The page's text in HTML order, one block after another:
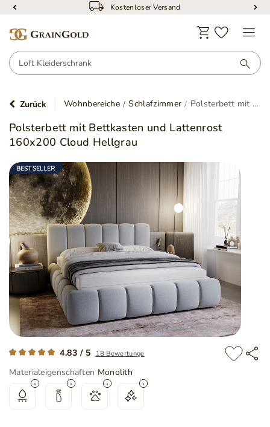
Kostenloser Versand
Zurück Wohnbereiche Schlafzimmer Polsterbett mit Bettkasten und Lattenrost 160x200 Cloud Hellgrau
Polsterbett mit Bettkasten und Lattenrost
160x200 Cloud Hellgrau
BESTSELLER
4.83 / 5 18 Bewertunge
Materialeigenschaften Monolith